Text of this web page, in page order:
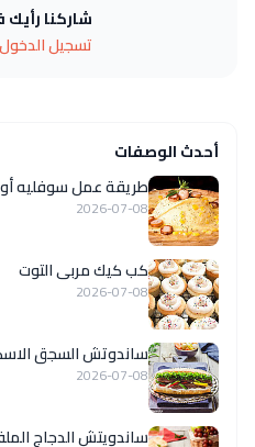
شاركنا
تسجيل الدخول
أحدث الوصفات
طريقة عمل سوفليه
2026-07-08
كب كيك مربى التوت
2026-07-08
ساندوتش السجق
2026-07-08
ساندويتش الدجاج